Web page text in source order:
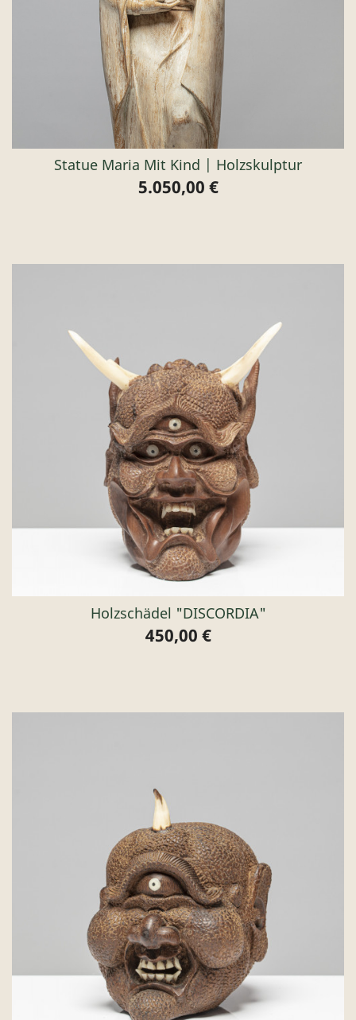
Statue Maria Mit Kind | Holzskulptur
Preis
5.050,00 €
Holzschädel "DISCORDIA"
Preis
450,00 €